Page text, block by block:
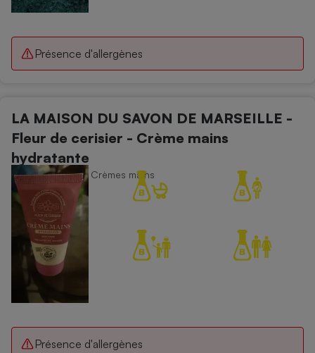
Présence d'allergènes
LA MAISON DU SAVON DE MARSEILLE -
Fleur de cerisier - Crème mains
hydratante
Soins du corps - Crèmes mains
Présence d'allergènes